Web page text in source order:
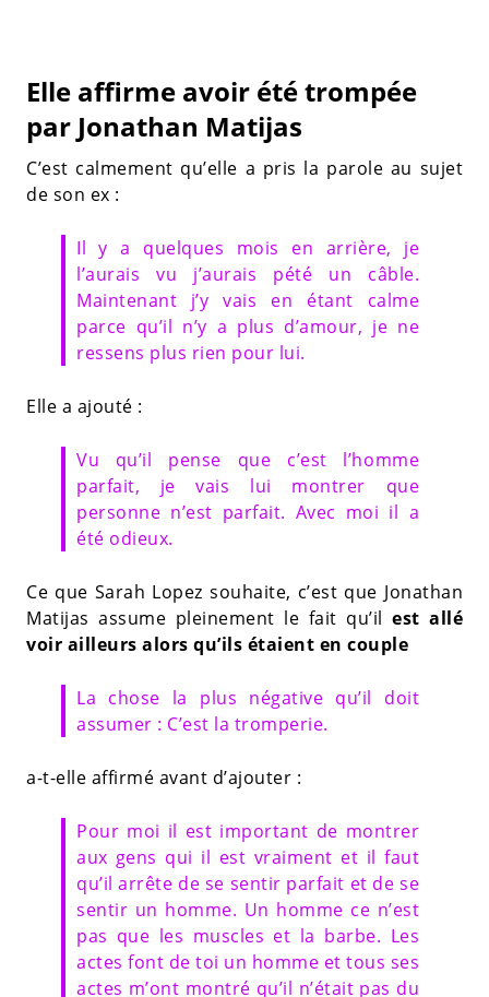
Elle affirme avoir été trompée
par Jonathan Matijas
C’est calmement qu’elle a pris la parole au sujet
de son ex :
Il y a quelques mois en arrière, je
l’aurais vu j’aurais pété un câble.
Maintenant j’y vais en étant calme
parce qu’il n’y a plus d’amour, je ne
ressens plus rien pour lui.
Elle a ajouté :
Vu qu’il pense que c’est l’homme
parfait, je vais lui montrer que
personne n’est parfait. Avec moi il a
été odieux.
Ce que Sarah Lopez souhaite, c’est que Jonathan
Matijas assume pleinement le fait qu’il est allé
voir ailleurs alors qu’ils étaient en couple
La chose la plus négative qu’il doit
assumer : C’est la tromperie.
a-t-elle affirmé avant d’ajouter :
Pour moi il est important de montrer
aux gens qui il est vraiment et il faut
qu’il arrête de se sentir parfait et de se
sentir un homme. Un homme ce n’est
pas que les muscles et la barbe. Les
actes font de toi un homme et tous ses
actes m’ont montré qu’il n’était pas du